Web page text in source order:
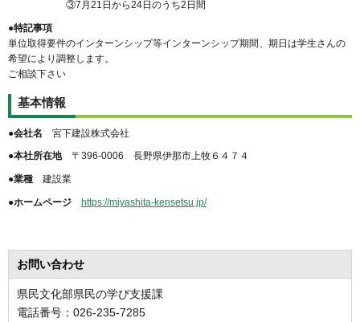
③7月21日から24日のうち2日間
●特記事項
単位取得要件のインターンシップ等インターンシップ期間、期日は学生さんの
希望により調整します。
ご相談下さい
基本情報
●会社名 宮下建設株式会社
●本社所在地〒396-0006 長野県伊那市上牧６４７４
●業種 建設業
●ホームページ https://miyashita-kensetsu.jp/
お問い合わせ
県民文化部県民の学び支援課
電話番号：026-235-7285